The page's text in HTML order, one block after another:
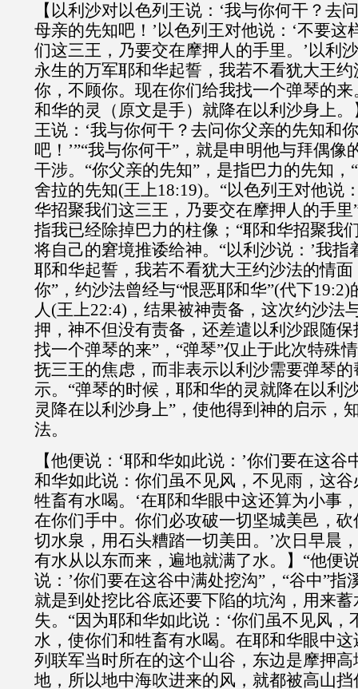
【以利沙对以色列王说：‘我与你何干？去
母亲的先知吧！’以色列王对他说：‘不要这
们这三王，乃要交在摩押人的手里。’以利
永生的万军耶和华起誓，我若不看犹大王
你，不顾你。现在你们给我找一个弹琴的来
和华的灵（原文是手）就降在以利沙身上
王说：‘我与你何干？去问你父亲的先知和
吧！’”“我与你何干”，就是申明他与拜偶像
干涉。“你父亲的先知”，是指巴力的先知，
舍拉的先知(王上18:19)。“以色列王对他说
华招聚我们这三王，乃要交在摩押人的手里
指我已经除掉巴力的柱像；“耶和华招聚我
将自己的窘境推诿给神。“以利沙说：’我指
耶和华起誓，我若不看犹大王约沙法的情
你”，约沙法曾经与“恨恶耶和华”(代下
人(王上22:4)，结果被神责备，这次约沙法
押，神不但没有责备，还差遣以利沙跟随
找一个弹琴的来”，“弹琴”仅止于此次特殊
抚三王的焦虑，而非表示以利沙需要弹琴
示。“弹琴的时候，耶和华的灵就降在以利
灵降在以利沙身上”，使他得到神的启示，
法。
【他便说：‘耶和华如此说：’你们要在这
和华如此说：你们虽不见风，不见雨，这
牲畜有水喝。‘在耶和华眼中这还算为小事
在你们手中。你们必攻破一切坚城美邑，
切水泉，用石头糟踏一切美田。’次日早晨
有水从以东而来，遍地就满了水。】“他便
说：’你们要在这谷中满处挖沟”，“谷中”指
就是到处挖比谷底还要下陷的坑沟，用来
失。“因为耶和华如此说：‘你们虽不见风
水，使你们和牲畜有水喝。在耶和华眼中
列联军当时所在的这个山谷，东边是摩押
地，所以地中海吹进来的风，就都被高山